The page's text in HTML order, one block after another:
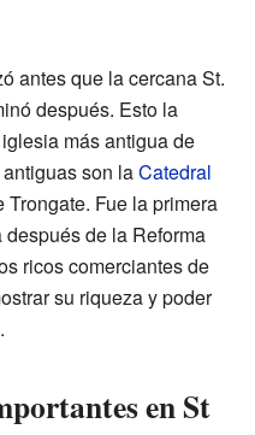
antes que la cercana St.
después. Esto la
más antigua de
son laCatedral
Fue la primera
de la Reforma
ricos comerciantes de
su riqueza y poder
en St